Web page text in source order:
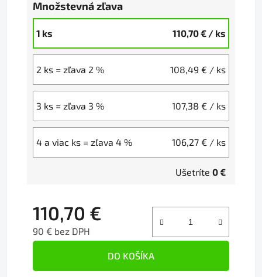
Množstevná zľava
1 ks 110,70 € / ks
2 ks = zľava 2 % 108,49 € / ks
3 ks = zľava 3 % 107,38 € / ks
4 a viac ks = zľava 4 % 106,27 € / ks
Ušetríte 0 €
110,70 €
90 € bez DPH
DO KOŠÍKA